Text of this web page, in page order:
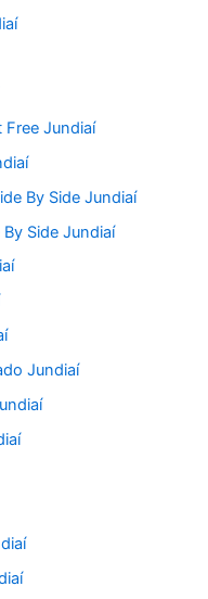
Free Jundiaí
By Side Jundiaí
Side Jundiaí
Jundiaí